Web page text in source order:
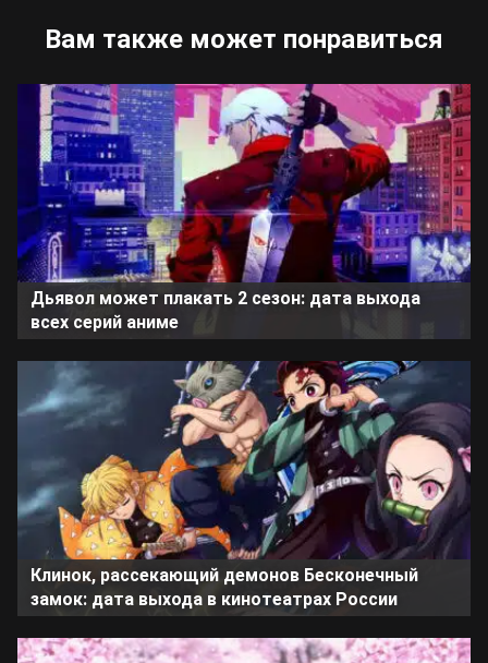
Вам также может понравиться
Дьявол может плакать 2 сезон: дата выхода
всех серий аниме
Клинок, рассекающий демонов Бесконечный
замок: дата выхода в кинотеатрах России